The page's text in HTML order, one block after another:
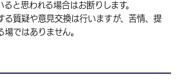
ると思われる場合はお断りします。
る質疑や意見交換は行いますが、苦情、提
ではありません。